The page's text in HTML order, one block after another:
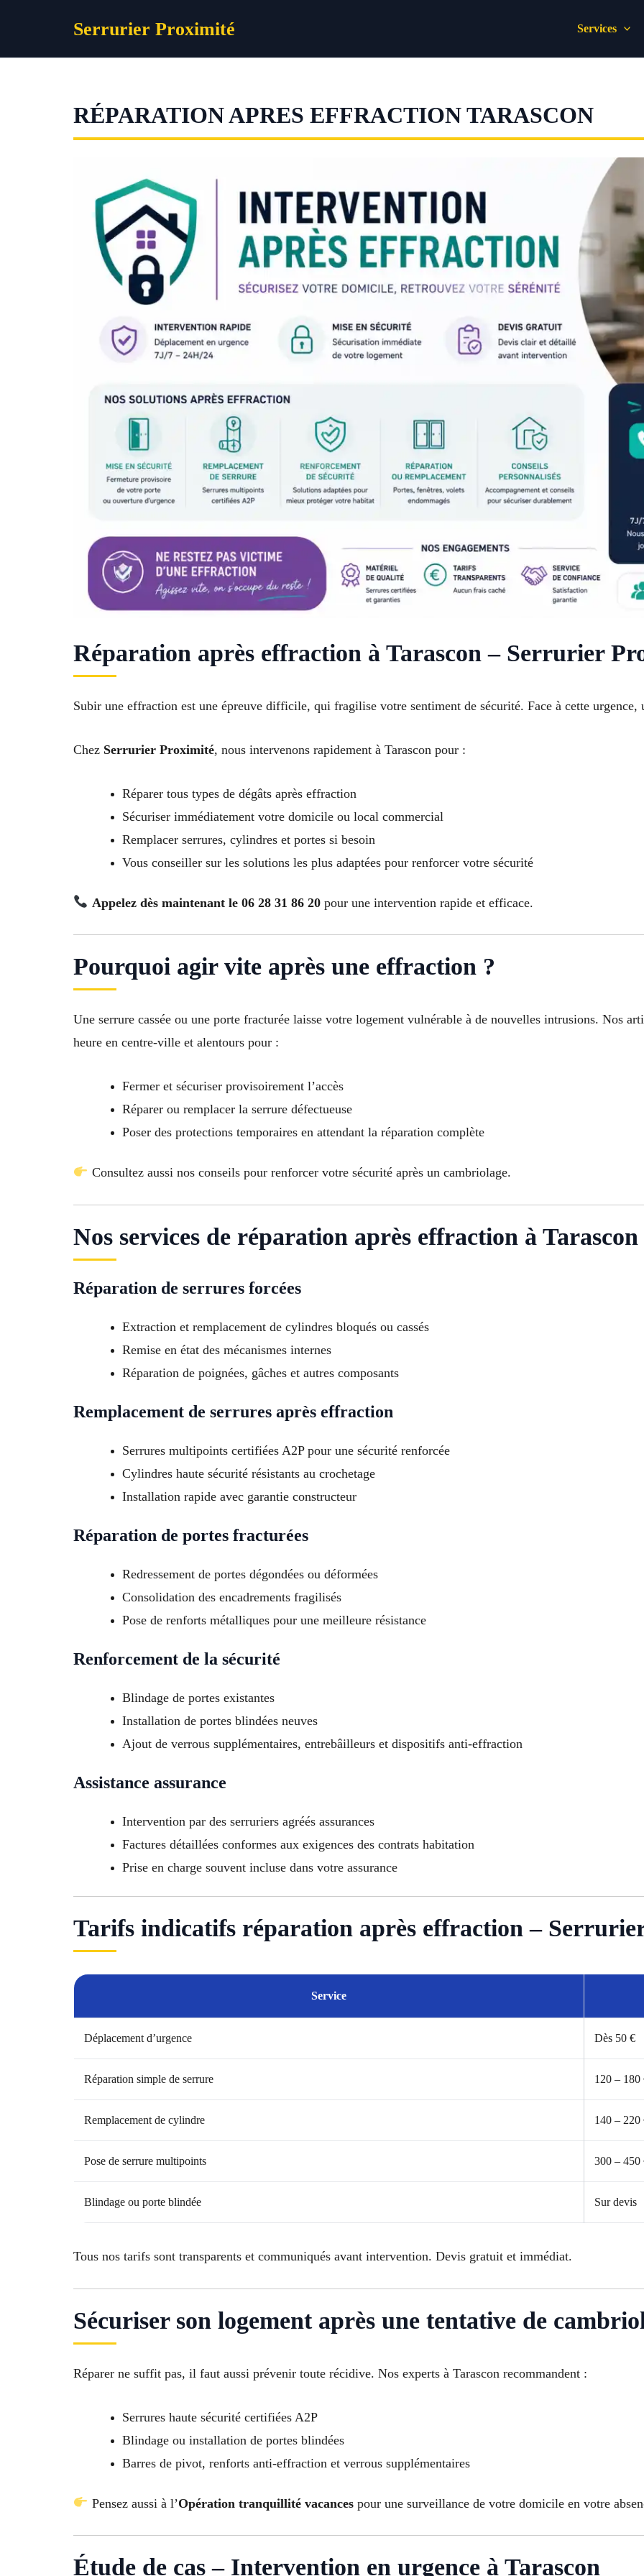
Serrurier Proximité Services
RÉPARATION APRES EFFRACTION TARASCON
Réparation après effraction à Tarascon – Serrurier
Subir une effraction est une épreuve difficile, qui fragilise votre sentiment de sécurité. Face à cette
Chez Serrurier Proximité, nous intervenons rapidement à Tarascon pour :
Réparer tous types de dégâts après effraction
Sécuriser immédiatement votre domicile ou local commercial
Remplacer serrures, cylindres et portes si besoin
Vous conseiller sur les solutions les plus adaptées pour renforcer votre sécurité
Appelez dès maintenant le 06 28 31 86 20pour une intervention rapide et efficace.
Pourquoi agir vite après une effraction ?
Une serrure cassée ou une porte fracturée laisse votre logement vulnérable à de nouvelles intrusions. Nos
heure en centre-ville et alentours pour :
Fermer et sécuriser provisoirement l’accès
Réparer ou remplacer la serrure défectueuse
Poser des protections temporaires en attendant la réparation complète
Consultez aussi nos conseils pour renforcer votre sécurité après un cambriolage.
Nos services de réparation après effraction à Tarascon
Réparation de serrures forcées
Extraction et remplacement de cylindres bloqués ou cassés
Remise en état des mécanismes internes
Réparation de poignées, gâches et autres composants
Remplacement de serrures après effraction
Serrures multipoints certifiées A2P pour une sécurité renforcée
Cylindres haute sécurité résistants au crochetage
Installation rapide avec garantie constructeur
Réparation de portes fracturées
Redressement de portes dégondées ou déformées
Consolidation des encadrements fragilisés
Pose de renforts métalliques pour une meilleure résistance
Renforcement de la sécurité
Blindage de portes existantes
Installation de portes blindées neuves
Ajout de verrous supplémentaires, entrebâilleurs et dispositifs anti-effraction
Assistance assurance
Intervention par des serruriers agréés assurances
Factures détaillées conformes aux exigences des contrats habitation
Prise en charge souvent incluse dans votre assurance
Tarifs indicatifs réparation après effraction –
Service
Déplacement d’urgence Dès 50 €
Réparation simple de serrure 120 – 180
Remplacement de cylindre 140 – 220
Pose de serrure multipoints 300 – 450
Blindage ou porte blindée Sur devis
Tous nos tarifs sont transparents et communiqués avant intervention. Devis gratuit et immédiat.
Sécuriser son logement après une tentative de
Réparer ne suffit pas, il faut aussi prévenir toute récidive. Nos experts à Tarascon recommandent :
Serrures haute sécurité certifiées A2P
Blindage ou installation de portes blindées
Barres de pivot, renforts anti-effraction et verrous supplémentaires
Pensez aussi à l’Opération tranquillité vacancespour une surveillance de votre domicile en votre
Étude de cas – Intervention en urgence à Tarascon